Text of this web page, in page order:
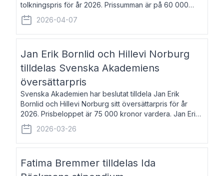
tolkningspris för år 2026. Prissumman är på 60 000
kronor var. Dagmar Hartlová, född 1951, översätter
huvudsakligen från svenska till tjeckiska
2026-04-07
Jan Erik Bornlid och Hillevi Norburg
tilldelas Svenska Akademiens
översättarpris
Svenska Akademien har beslutat tilldela Jan Erik
Bornlid och Hillevi Norburg sitt översättarpris för år
2026. Prisbeloppet är 75 000 kronor vardera. Jan Erik
Bornlid, född 1947, är översättare från tyska. Han är
främst känd för sina översät
2026-03-26
Fatima Bremmer tilldelas Ida